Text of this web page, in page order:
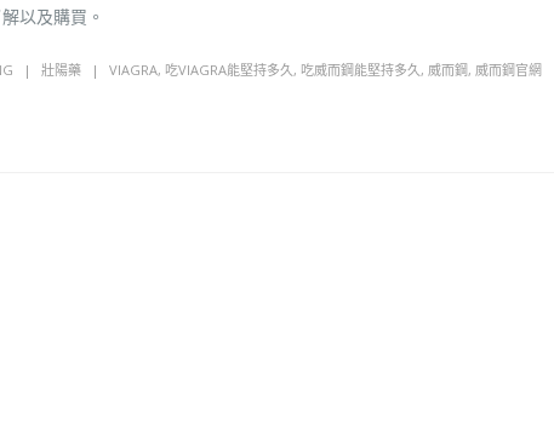
以及購買。
壯陽藥 VIAGRA, 吃VIAGRA能堅持多久, 吃威而鋼能堅持多久, 威而鋼, 威而鋼官網